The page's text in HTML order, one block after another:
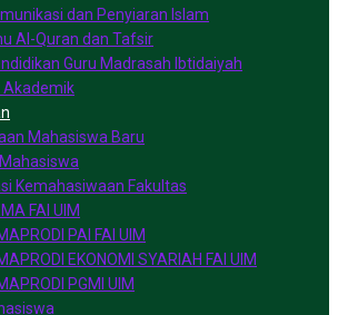
dan Penyiaran Islam
Al-Quran dan Tafsir
Guru Madrasah Ibtidaiyah
Akademik
Mahasiswa Baru
Kemahasiwaan Fakultas
FAI UIM
PAI FAI UIM
EKONOMI SYARIAH FAI UIM
PGMI UIM